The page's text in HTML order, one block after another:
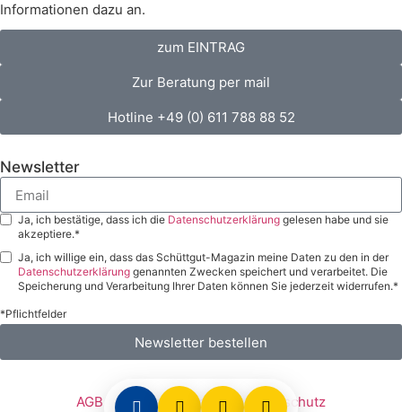
Informationen dazu an.
zum EINTRAG
Zur Beratung per mail
Hotline +49 (0) 611 788 88 52
Newsletter
Ja, ich bestätige, dass ich die Datenschutzerklärung gelesen habe und sie
akzeptiere.*
Ja, ich willige ein, dass das Schüttgut-Magazin meine Daten zu den in der
Datenschutzerklärung genannten Zwecken speichert und verarbeitet. Die
Speicherung und Verarbeitung Ihrer Daten können Sie jederzeit widerrufen.*
*Pflichtfelder
Newsletter bestellen
AGB Impressum Datenschutz